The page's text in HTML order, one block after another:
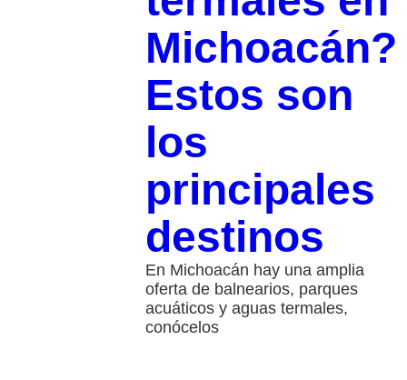
Michoacán?
Estos son
los
principales
destinos
En Michoacán hay una amplia
oferta de balnearios, parques
acuáticos y aguas termales,
conócelos